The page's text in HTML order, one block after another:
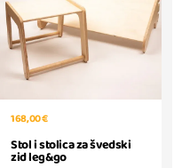
168,00 €
Stol i stolica za švedski
zid leg&go